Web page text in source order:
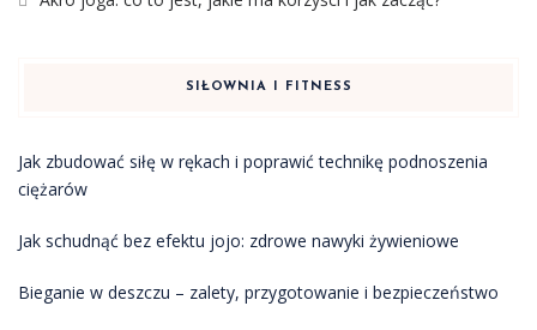
SIŁOWNIA I FITNESS
Jak zbudować siłę w rękach i poprawić technikę podnoszenia
ciężarów
Jak schudnąć bez efektu jojo: zdrowe nawyki żywieniowe
Bieganie w deszczu – zalety, przygotowanie i bezpieczeństwo